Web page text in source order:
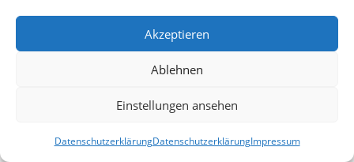
Akzeptieren
Ablehnen
Einstellungen ansehen
DatenschutzerklärungDatenschutzerklärungImpressum
Stauni